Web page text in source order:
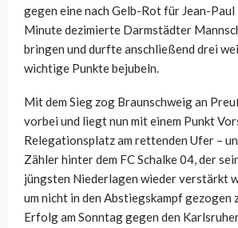
gegen eine nach Gelb-Rot für Jean-
Minute dezimierte Darmstädter
bringen und durfte anschließend drei
wichtige Punkte bejubeln.
Mit dem Sieg zog Braunschweig an
vorbei und liegt nun mit einem Punkt
Relegationsplatz am rettenden Ufer –
Zähler hinter dem FC Schalke 04, der
jüngsten Niederlagen wieder verstärkt
um nicht in den Abstiegskampf gezogen
Erfolg am Sonntag gegen den